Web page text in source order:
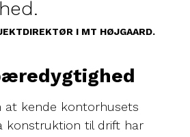
I MT HØJGAARD.
at kende kontorhusets
konstruktion til drift har